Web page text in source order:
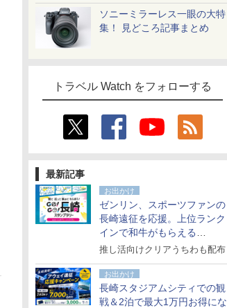
ソニーミラーレス一眼の大特
集！ 見どころ記事まとめ
トラベル Watch をフォローする
最新記事
お出かけ
ゼンリン、スポーツファンの
長崎遠征を応援。上位ランク
インで和牛がもらえる
「GO！GO！長崎スタンプラ
推し活向けクリアうちわも配布
お出かけ
長崎スタジアムシティでの観
戦＆2泊で最大1万円お得にな